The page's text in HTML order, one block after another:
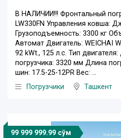
В НАЛИЧИИ!!! Фронтальный
LW330FN Управления ковша:
Грузоподъемность: 3300 кг
Автомат Двигатель: WEICHAI
92 kWt., 125 л.с. Тип
погрузчика: 3320 мм Длина
шин: 17.5-25-12PR Вес: ...
Погрузчики
Ташкент
99 999 999.99 сўм